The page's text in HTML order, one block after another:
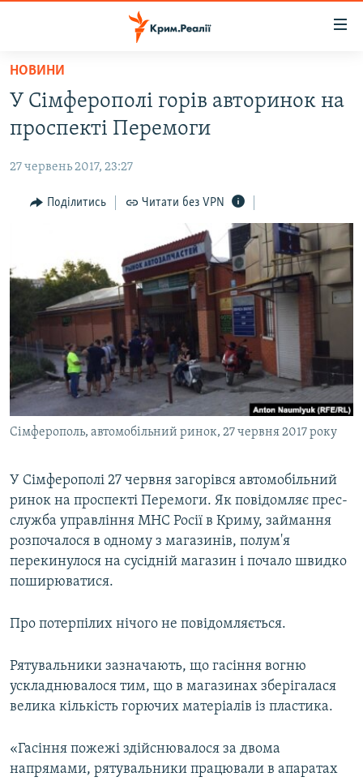
Перейти
основного
матеріалу
Перейти
до
навігації
пошуку
НОВИНИ
ВОДА.КРИМ
ВІДЕО ТА ФОТО
ПОЛІТИКА
БЛОГИ
ІНТЕРВ'Ю
ВСЕ ЗА ДЕНЬ
СПЕЦПРОЕКТИ
ДЕПОРТАЦІЯ
ВІДЕОУРОКИ «ELIFBE»
УКРАЇНСЬКА ПРОБЛЕМА КРИМУ
ЯК ОБІЙТИ БЛОКУВАННЯ
Русский
Qırımtatar
Усі сайти RFE/RL
НОВИНИ
У Сімферополі горів авторинок на
проспекті Перемоги
27 червень 2017, 23:27
Поділитись Читати без VPN
Сімферополь, автомобільний ринок, 27 червня 2017 року
У Сімферополі 27 червня загорівся автомобільний
ринок на проспекті Перемоги. Як повідомляє прес-
служба управління МНС Росії в Криму, займання
розпочалося в одному з магазинів, полум'я
перекинулося на сусідній магазин і почало швидко
поширюватися.
Про потерпілих нічого не повідомляється.
Рятувальники зазначають, що гасіння вогню
ускладнювалося тим, що в магазинах зберігалася
велика кількість горючих матеріалів із пластика.
«Гасіння пожежі здійснювалося за двома
напрямами, рятувальники працювали в апаратах